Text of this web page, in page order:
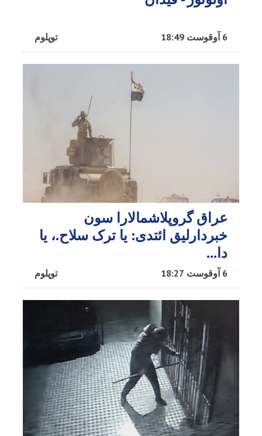
توپلوم 6 آوقوست 18:49
عراق گروپلاشمالارا سون
خبردارلیق ائتدی: یا ترک سلاح.، یا
دا…
توپلوم 6 آوقوست 18:27